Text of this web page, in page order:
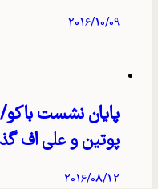
2016/10/09
پایان نشست
پوتین و علی اف
2016/08/12